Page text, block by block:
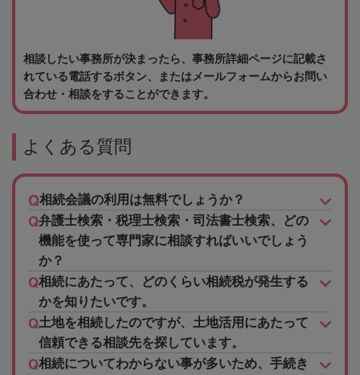
相談したい事務所が決まったら、事務所詳細ページに記載さ
れている電話するボタン、またはメールフォームからお問い
合わせ・相談をすることができます。
よくある質問
相続会議の利用は無料でしょうか？
弁護士検索・税理士検索・司法書士検索、どの
機能を使って専門家に相談すればいいでしょう
か？
相続にあたって、どのくらい相続税が発生する
かを知りたいです。
土地を相続したのですが、土地活用にあたって
信頼できる相談先を探しています。
相続についてわからない事が多いため、手続き